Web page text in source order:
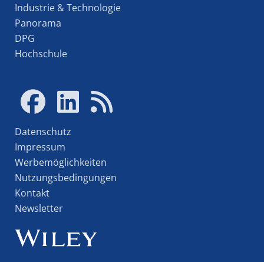
Industrie & Technologie
Panorama
DPG
Hochschule
Datenschutz
Impressum
Werbemöglichkeiten
Nutzungsbedingungen
Kontakt
Newsletter